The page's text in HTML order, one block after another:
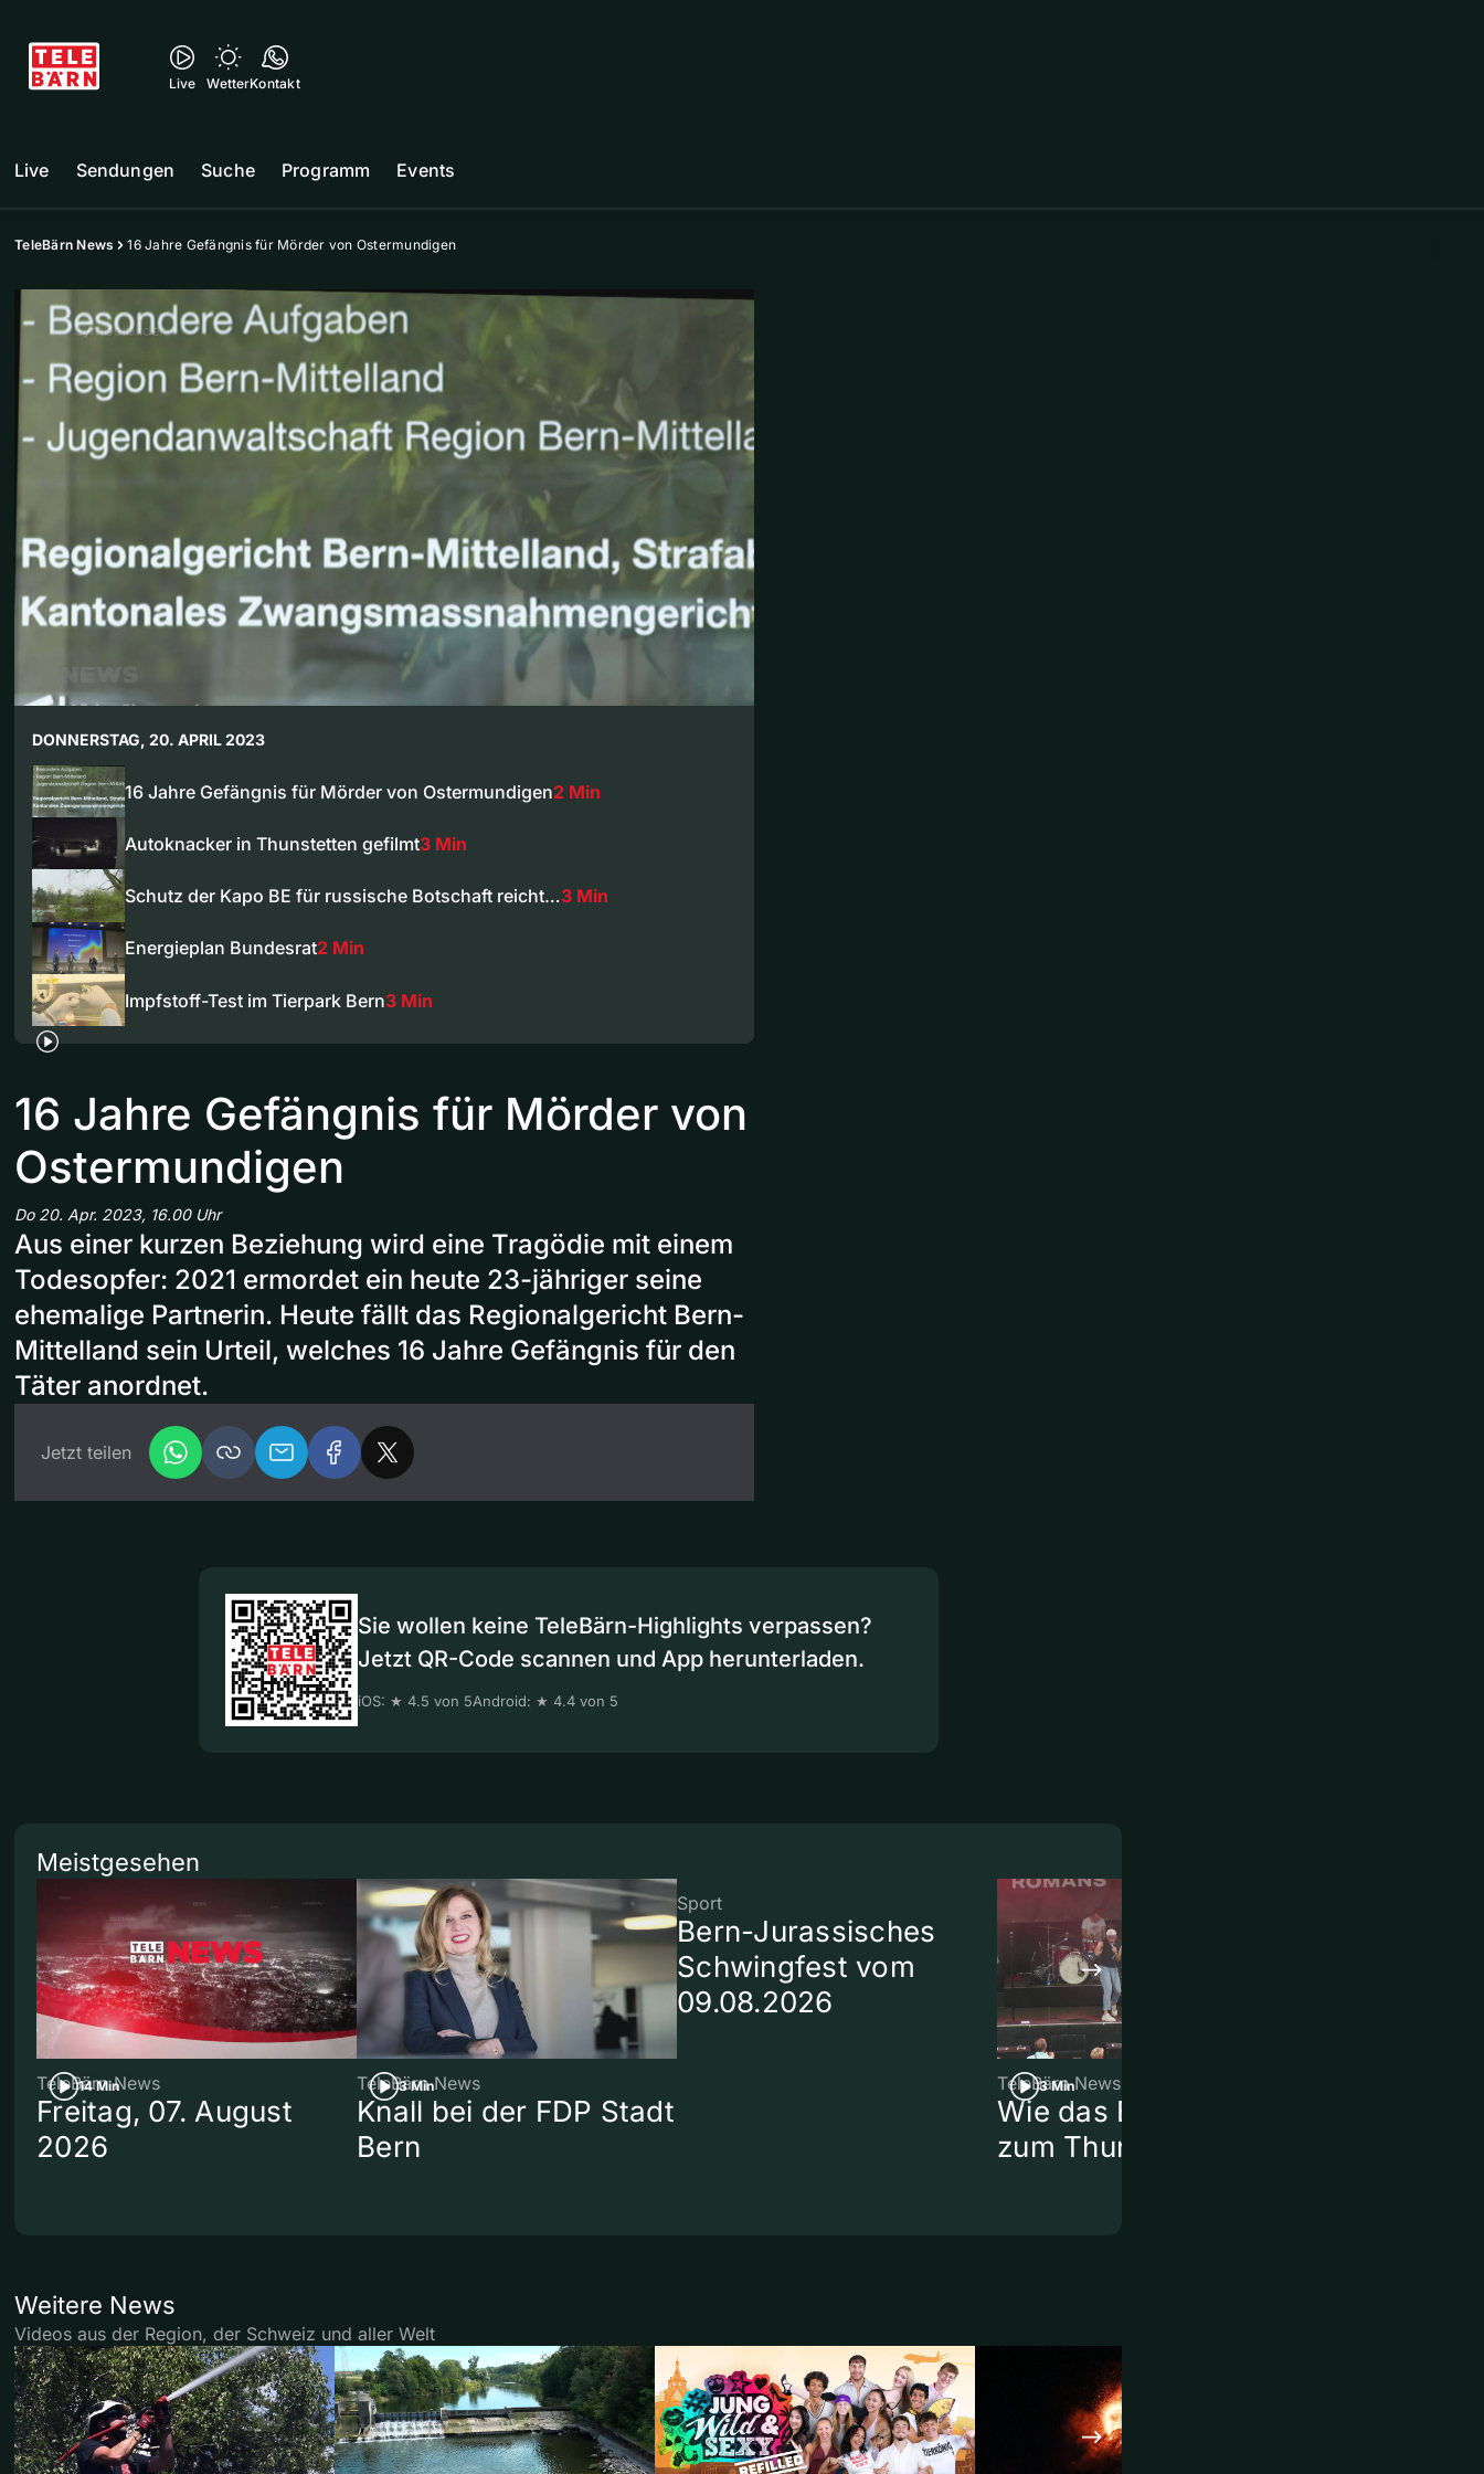
Live WetterKontakt
Live Sendungen Suche Programm Events
TeleBärn News 16 Jahre Gefängnis für Mörder von Ostermundigen
DONNERSTAG, 20. APRIL 2023
16 Jahre Gefängnis für Mörder von Ostermundigen2 Min
Autoknacker in Thunstetten gefilmt3 Min
Schutz der Kapo BE für russische Botschaft reicht…3 Min
Energieplan Bundesrat2 Min
Impfstoff-Test im Tierpark Bern3 Min
16 Jahre Gefängnis für Mörder von
Ostermundigen
Do 20. Apr. 2023, 16.00 Uhr
Aus einer kurzen Beziehung wird eine Tragödie mit einem
Todesopfer: 2021 ermordet ein heute 23-jähriger seine
ehemalige Partnerin. Heute fällt das Regionalgericht Bern-
Mittelland sein Urteil, welches 16 Jahre Gefängnis für den
Täter anordnet.
Jetzt teilen
Sie wollen keine TeleBärn-Highlights verpassen?
Jetzt QR-Code scannen und App herunterladen.
iOS: ★ 4.5 von 5Android: ★ 4.4 von 5
Meistgesehen
14 Min
TeleBärn News
Freitag, 07. August
2026
3 Min
TeleBärn News
Knall bei der FDP Stadt
Bern
Sport
Bern-Jurassisches
Schwingfest vom
09.08.2026
3 Min
TeleBärn News
Wie das Brügglifest
zum Thunfest wurde
Weitere News
Videos aus der Region, der Schweiz und aller Welt